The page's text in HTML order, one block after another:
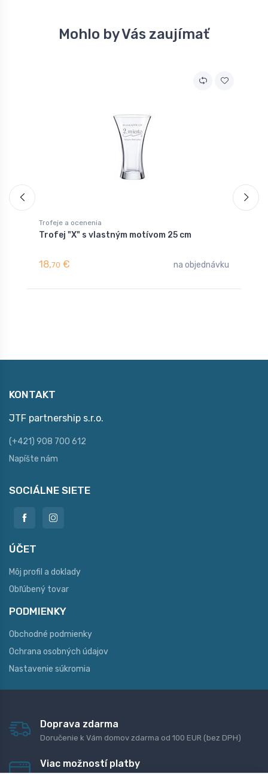
Mohlo by Vás zaujímať
Trofeje a ocenenia
Trofej "X" s vlastným motívom 25 cm
18,70 € na objednávku
KONTAKT
JTF partnership s.r.o.
(+421) 908 700 612
Napíšte nám
SOCIÁLNE SIETE
ÚČET
Môj profil a doklady
Obľúbený tovar
PODMIENKY
Obchodné podmienky
Ochrana osobných údajov
Nastavenie súkromia
Doprava zdarma
Doručenie k Vám domov zdarma od 100 EUR (bez DPH)
Viac možností platby